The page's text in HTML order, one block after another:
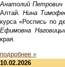
Анатолий Петрович
Алтай. Нина
курса «Роспись по
Ефимовна
края.
подробнее »
10.02.2026